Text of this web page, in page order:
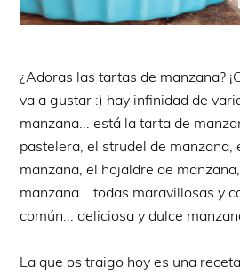
¿Adoras las tartas de manzana?
va a gustar :) hay infinidad de
manzana... está la tarta de
pastelera, el strudel de manzana,
manzana, el hojaldre de
manzana... todas maravillosas y
común... deliciosa y dulce
La que os traigo hoy es una